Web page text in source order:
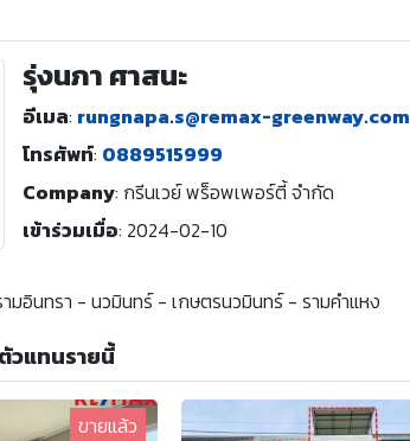
รุ่งนภา ศาสนะ
อีเมล: rungnapa.s@remax-greenway.com
โทรศัพท์: 0889515999
Company: กรีนเวย์ พร็อพเพอร์ตี้ จำกัด
เข้าร่วมเมื่อ: 2024-02-10
มอินทรา - นวมินทร์ - เกษตรนวมินทร์ - รามคำแหง
วแทนรายนี้
ขายแล้ว